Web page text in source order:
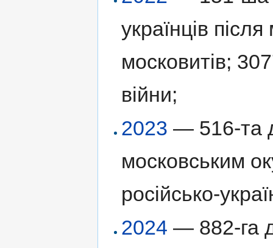
українців
московитів;
війни;
2023 — 516-та
московським
російсько-
2024 — 882-га